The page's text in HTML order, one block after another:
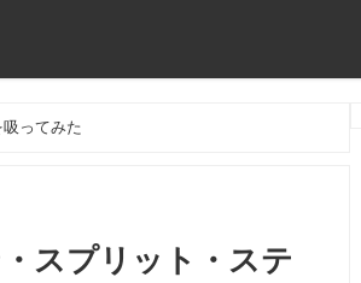
ってみた
スプリット・ステ